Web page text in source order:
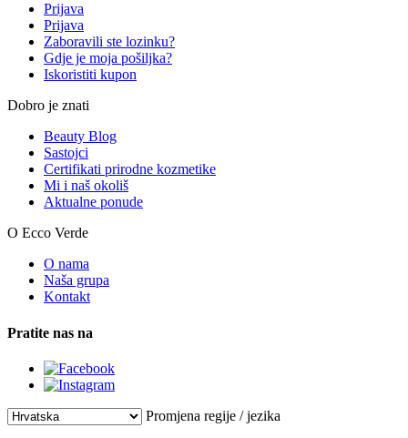
Prijava
Prijava
Zaboravili ste lozinku?
Gdje je moja pošiljka?
Iskoristiti kupon
Dobro je znati
Beauty Blog
Sastojci
Certifikati prirodne kozmetike
Mi i naš okoliš
Aktualne ponude
O Ecco Verde
O nama
Naša grupa
Kontakt
Pratite nas na
Promjena regije / jezika